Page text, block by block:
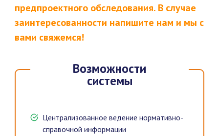
предпроектного обследования. В случае
заинтересованности напишите нам и мы с
вами свяжемся!
Возможности
системы
Централизованное ведение нормативно-
справочной информации